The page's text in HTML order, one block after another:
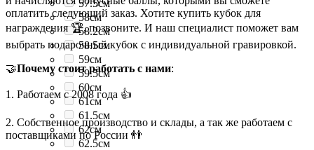
57.5см
58см
58.2см
58.5см
59см
59.5см
60см
61см
61.5см
62см
62.5см
оплатить следующий заказ. Хотите купить кубок для
награждения 🏆, позвоните. И наш специалист поможет вам
выбрать подарочный кубок с индивидуальной гравировкой.
🤝Почему стоит работать с нами:
1. Работаем с 2008 года 👍
2. Собственное производство и склады, а так же работаем с
поставщиками по России 👬